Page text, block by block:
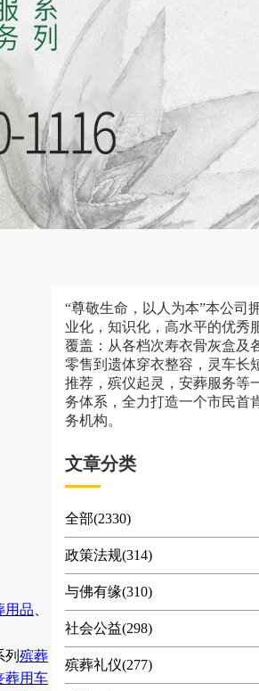
用品
列 殡葬
葬用车
“尊敬生命，以人为本”本公司
业化，知识化，高水平的优秀
覆盖：从各档次寿衣骨灰盒及
零售到遗体穿衣整容，灵车长
推荐，殡仪起灵，安葬服务等
务体系，全力打造一个市民首
务机构。
文章分类
全部(2330)
政策法规(314)
与佛有缘(310)
社会公益(298)
殡葬礼仪(277)